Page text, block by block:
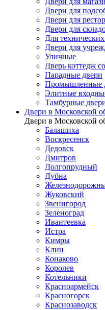
Двери для
Двери для
Двери для
Для
Двери для
Уличные
Дверь коттедж
Парадные двери
Промышленные
Элитные
Тамбурные
Двери в Московской
Двери в Московской
Балашиха
Воскресенск
Дедовск
Дмитров
Долгопрудный
Дубна
Жуковский
Звенигород
Зеленоград
Ивантеевка
Истра
Кимры
Клин
Конаково
Королев
Котельники
Красноармейск
Красногорск
Краснозаводск